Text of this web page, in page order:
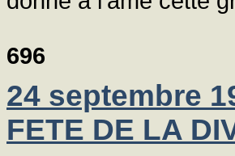
696
24 septembre
FETE DE LA